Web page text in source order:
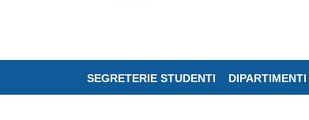
SEGRETERIE STUDENTI DIPARTIMENTI